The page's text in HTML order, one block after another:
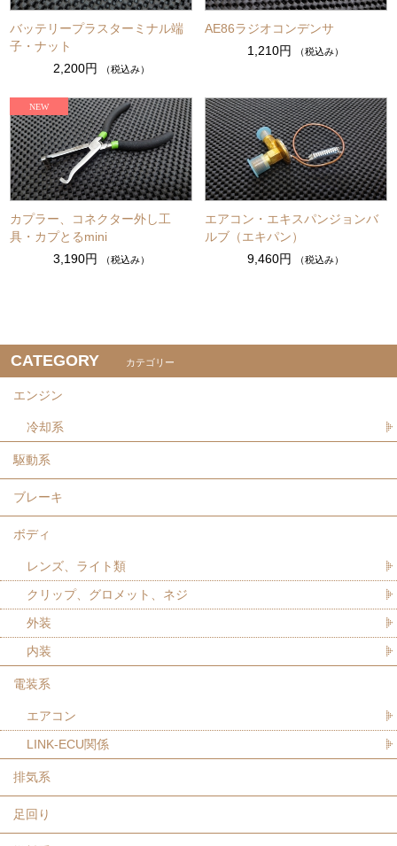
バッテリープラスターミナル端
子・ナット
2,200円
（税込み）
AE86ラジオコンデンサ
1,210円
（税込み）
カプラー、コネクター外し工
具・カプとるmini
3,190円
（税込み）
エアコン・エキスパンジョンバ
ルブ（エキパン）
9,460円
（税込み）
CATEGORY カテゴリー
エンジン
冷却系
駆動系
ブレーキ
ボディ
レンズ、ライト類
クリップ、グロメット、ネジ
外装
内装
電装系
エアコン
LINK-ECU関係
排気系
足回り